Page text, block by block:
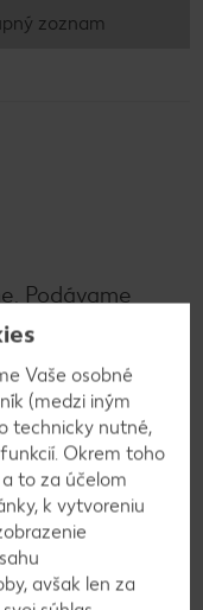
zoznam
Podávame
Vaše osobné
(medzi iným
technicky nutné,
Okrem toho
to za účelom
k vytvoreniu
avšak len za